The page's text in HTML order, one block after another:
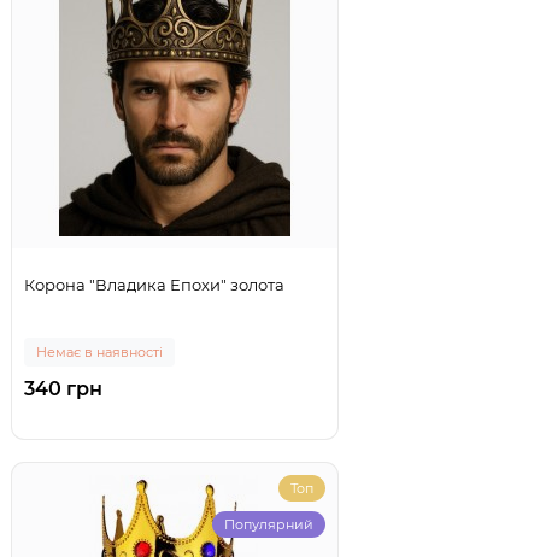
Корона "Владика Епохи" золота
Немає в наявності
340 грн
Топ
Популярний